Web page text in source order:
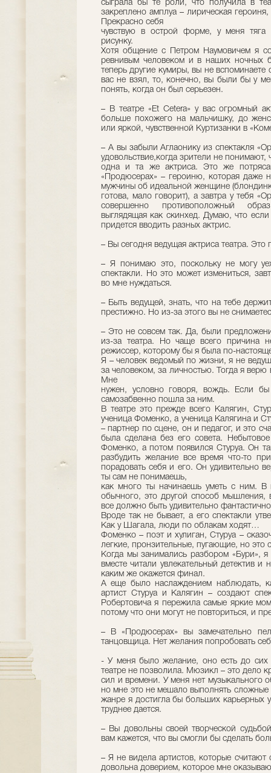
сыграла бы те роли, что получила в
закреплено амплуа – лирическая
Прекрасно себя
чувствую в острой форме, у меня тяга
рисунку.
Хотя общение с Петром Наумовичем я
ревнивым человеком и в наших ночных
теперь другие кумиры, вы не
вас не взял, то, конечно, вы были бы у
понять, когда он был серьезен.
– В театре «Et Cetera» у вас огромный
больше похожего на мальчишку, до
или яркой, чувственной Куртизанки в
– А вы забыли Аглаонику из спектакля
удовольствие,когда зрители не
одна и та же актриса. Это же
«Продюсерах» – героиню, которая даже
мужчины об идеальной женщине
готова, мало говорит), а завтра у тебя
совершенно противоположный
выглядящая как скинхед. Думаю, что
придется вводить разных актрис.
– Вы сегодня ведущая актриса театра. Это
– Я понимаю это, поскольку не могу
спектакли. Но это может измениться,
во мне нуждаться.
– Быть ведущей, знать, что на тебе
престижно. Но из-за этого вы не
– Это не совсем так. Да, были
из-за театра. Но чаще всего причина
режиссер, которому бы я была по-
Я – человек ведомый по жизни, я не
за человеком, за личностью. Тогда я
Мне
нужен, условно говоря, вождь. Если
самозабвенно пошла за ним.
В театре это прежде всего Калягин,
ученица Фоменко, а ученица Калягина и
– партнер по сцене, он и педагог, и это
была сделана без его совета.
Фоменко, а потом появился Стуруа. Он
разбудить желание все время что-то
порадовать себя и его. Он удивительно
ты сам не понимаешь,
как много ты начинаешь уметь с ним. В
обычного, это другой способ
все должно быть удивительно
Вроде так не бывает, а его спектакли
Как у Шагала, люди по облакам ходят…
Фоменко – поэт и хулиган, Стуруа –
легкие, пронзительные, пугающие, но это
Когда мы занимались разбором «Бури»,
вместе читали увлекательный детектив
каким же окажется финал.
А еще было наслаждением наблюдать,
артист Стуруа и Калягин – создают
Робертовича я пережила самые яркие
потому что они могут не повториться, и
– В «Продюсерах» вы замечательно
танцовщица. Нет желания попробовать
- У меня было желание, оно есть до сих
театре не позволила. Мюзикл – это дело
сил и времени. У меня нет музыкального
но мне это не мешало выполнять сложные
жанре я достигла бы больших карьерных
труднее дается.
– Вы довольны своей творческой
вам кажется, что вы смогли бы сделать
– Я не видела артистов, которые считают
довольна доверием, которое мне